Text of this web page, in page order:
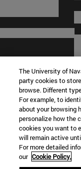
© Universidad de
Información legal
Términos y
Accesibilidad
The University of
party cookies to
browse. Different
For example, to
about your browsing
personalize how the
cookies you want to
will remain active
For more detailed
our Cookie Policy.